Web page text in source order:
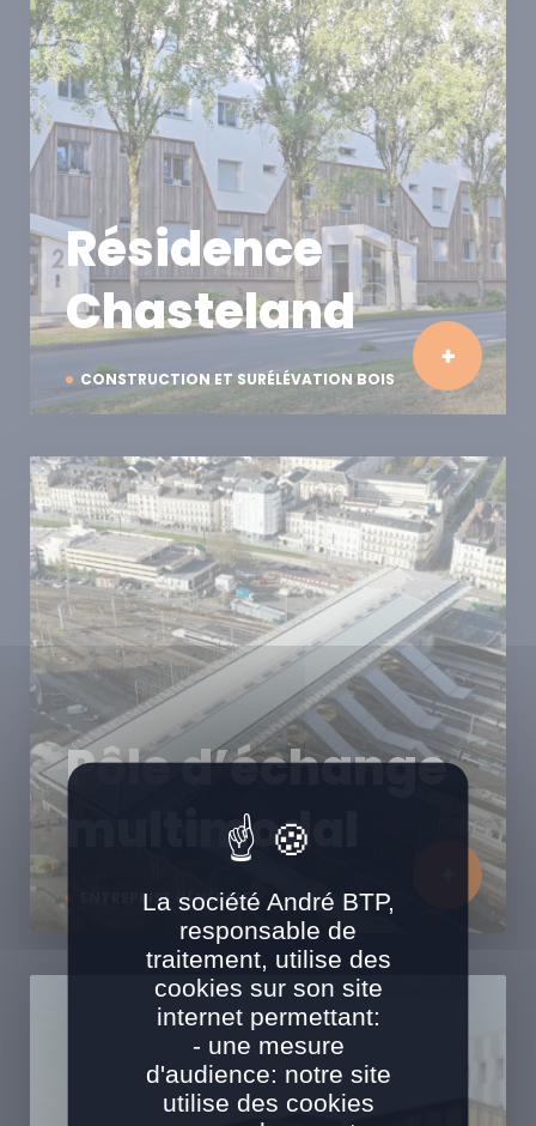
CONSTRUCTION ET SURÉLÉVATION BOIS
Résidence
Chasteland
ENTREPRISE GÉNÉRALE
Pôle d’échange
multimodal
La société André BTP,
responsable de
traitement, utilise des
cookies sur son site
internet permettant:
- une mesure
d'audience: notre site
utilise des cookies